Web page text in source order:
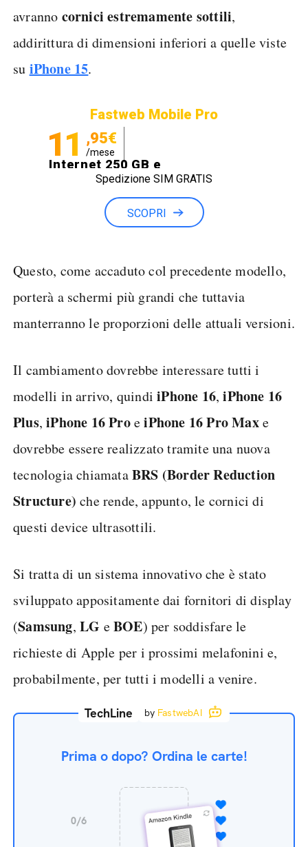
avranno cornici estremamente sottili,
addirittura di dimensioni inferiori a quelle viste
su iPhone 15.
Fastweb Mobile Pro
11 ,95€
/mese
Internet 250 GB e
Minuti illimitati
Spedizione SIM GRATIS
SCOPRI
Questo, come accaduto col precedente modello,
porterà a schermi più grandi che tuttavia
manterranno le proporzioni delle attuali versioni.
Il cambiamento dovrebbe interessare tutti i
modelli in arrivo, quindiiPhone 16,iPhone 16
Plus,iPhone 16 ProeiPhone 16 Pro Maxe
dovrebbe essere realizzato tramite una nuova
tecnologia chiamataBRS (Border Reduction
Structure) che rende, appunto, le cornici di
questi device ultrasottili.
Si tratta di un sistema innovativo che è stato
sviluppato appositamente dai fornitori di display
(Samsung,LG eBOE) per soddisfare le
richieste di Apple per i prossimi melafonini e,
probabilmente, per tutti i modelli a venire.
TechLine by FastwebAI
Prima o dopo? Ordina le carte!